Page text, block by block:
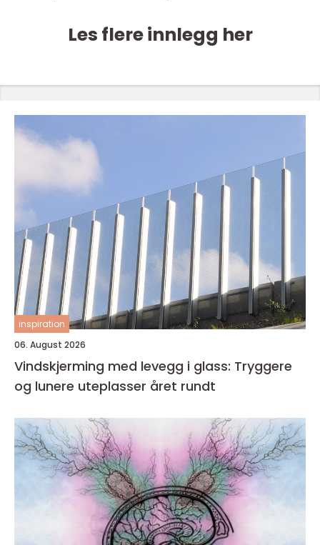
Les flere innlegg her
inspiration
06. August 2026
Vindskjerming med levegg i glass: Tryggere
og lunere uteplasser året rundt